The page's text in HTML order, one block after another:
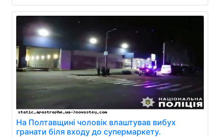
На Полтавщині чоловік влаштував вибух
гранати біля входу до супермаркету.